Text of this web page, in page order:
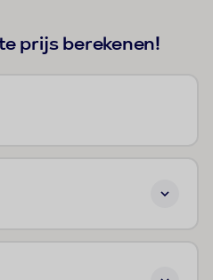
prijs berekenen!